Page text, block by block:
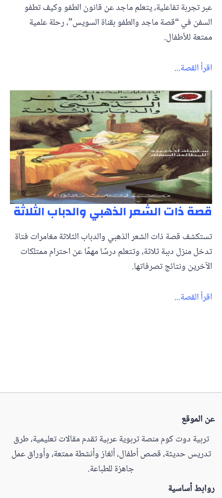
عبر تجربة تفاعلية، يتعلم ماجد عن قانون الطفو وكيف تطفو
السفن في “قصة ماجد والطفو بقناة السويس”، رحلة علمية
ممتعة للأطفال.
اقرأ القصة...
قصة ذات الشعر الذهبي والدباب الثلاثة
تستكشف قصة ذات الشعر الذهبي والدباب الثلاثة مغامرات فتاة
تدخل منزل دببة ثلاثة، وتتعلم درسًا مهمًا عن احترام ممتلكات
الآخرين ونتائج تصرفاتها.
اقرأ القصة...
عن الموقع
تربية دوت كوم منصة تربوية عربية تقدم مقالات تعليمية، طرق
تدريس حديثة، قصص أطفال، ألغاز وأنشطة ممتعة، وأوراق عمل
جاهزة للطباعة.
روابط أساسية